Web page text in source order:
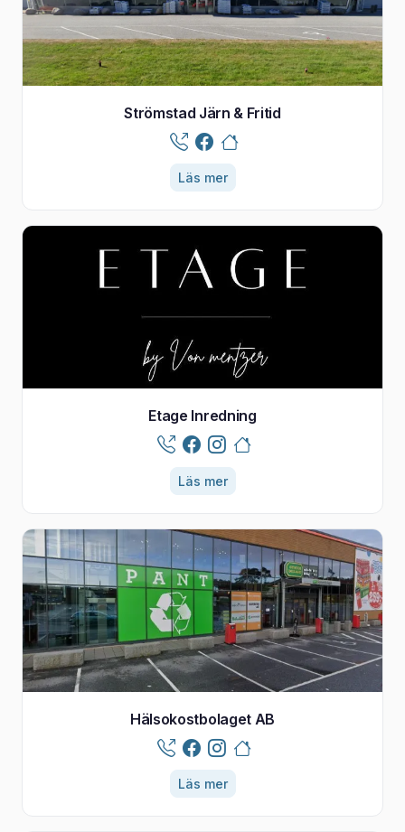
Strömstad Järn & Fritid
Läs mer
Etage Inredning
Läs mer
Hälsokostbolaget AB
Läs mer